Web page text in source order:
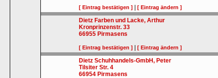
[ Eintrag bestätigen ] |[ Eintrag ändern ]
Dietz Farben und Lacke, Arthur
Kronprinzenstr. 33
66955 Pirmasens
[ Eintrag bestätigen ] |[ Eintrag ändern ]
Dietz Schuhhandels-GmbH, Peter
Tilsiter Str. 4
66954 Pirmasens